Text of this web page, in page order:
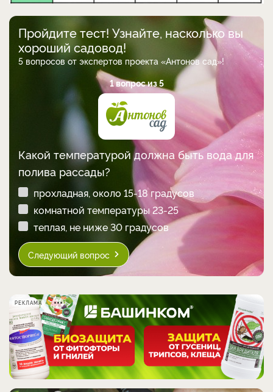
Пройдите тест! Узнайте, насколько вы
хороший садовод!
5 вопросов от экспертов проекта «Антонов сад»!
1 вопрос из 5
Какой температурой должна быть вода для
полива рассады?
прохладная, около 15-18 градусов
комнатной температуры 23-25
теплая, не ниже 30 градусов
Следующий вопрос
РЕКЛАМА